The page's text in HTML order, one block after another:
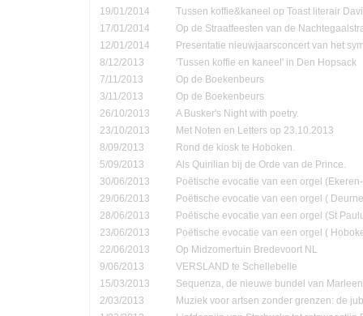
19/01/2014
Tussen koffie&kaneel op Toast literair
17/01/2014
Op de Straatfeesten van de
12/01/2014
Presentatie nieuwjaarsconcert van het
8/12/2013
'Tussen koffie en kaneel' in Den Hopsack
7/11/2013
Op de Boekenbeurs
3/11/2013
Op de Boekenbeurs
26/10/2013
A Busker's Night with poetry.
23/10/2013
Met Noten en Letters op 23.10.2013
8/09/2013
Rond de kiosk te Hoboken.
5/09/2013
Als Quirilian bij de Orde van de Prince.
30/06/2013
Poëtische evocatie van een orgel
29/06/2013
Poëtische evocatie van een orgel (
28/06/2013
Poëtische evocatie van een orgel (St
23/06/2013
Poëtische evocatie van een orgel (
22/06/2013
Op Midzomertuin Bredevoort NL
9/06/2013
VERSLAND te Schellebelle
15/03/2013
Sequenza, de nieuwe bundel van
2/03/2013
Muziek voor artsen zonder grenzen: de